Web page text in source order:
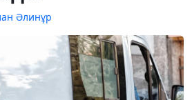
Әлинұр